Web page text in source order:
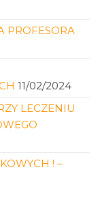
PROFESORA
11/02/2024
LECZENIU
! –